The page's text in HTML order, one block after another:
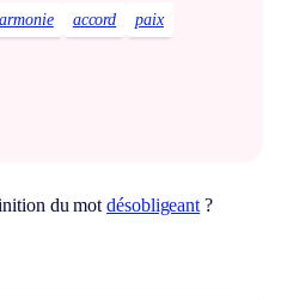
accord
paix
du motdésobligeant ?